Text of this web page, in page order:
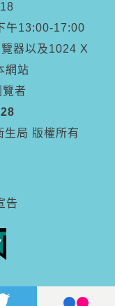
午13:00-17:00
器以及1024 X
網站
者
局 版權所有
告